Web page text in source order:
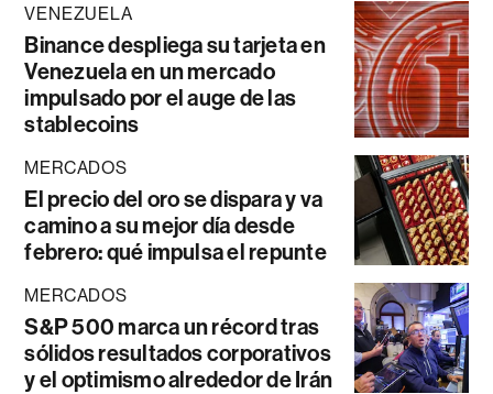
VENEZUELA
Binance despliega su tarjeta en
Venezuela en un mercado
impulsado por el auge de las
stablecoins
MERCADOS
El precio del oro se dispara y va
camino a su mejor día desde
febrero: qué impulsa el repunte
MERCADOS
S&P 500 marca un récord tras
sólidos resultados corporativos
y el optimismo alrededor de Irán